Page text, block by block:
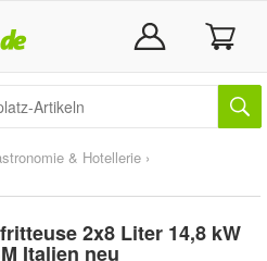
& Hotellerie ›
2x8 Liter 14,8 kW
Italien neu